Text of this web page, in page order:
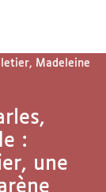
Madeleine
:
une